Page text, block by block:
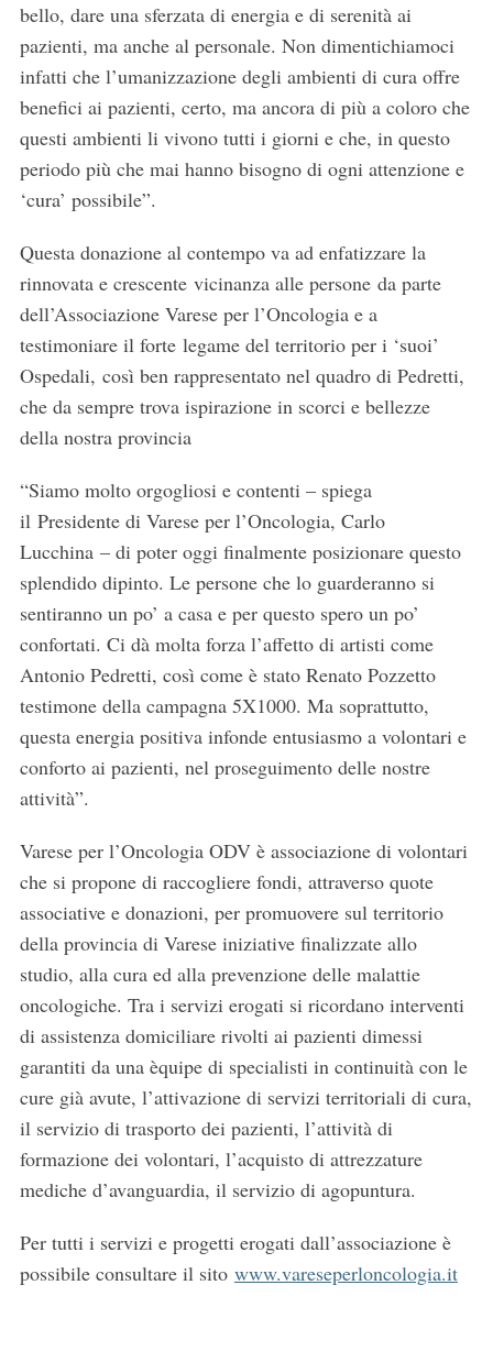
bello, dare una sferzata di energia e di serenità ai
pazienti, ma anche al personale. Non dimentichiamoci
infatti che l’umanizzazione degli ambienti di cura offre
benefici ai pazienti, certo, ma ancora di più a coloro che
questi ambienti li vivono tutti i giorni e che, in questo
periodo più che mai hanno bisogno di ogni attenzione e
‘cura’ possibile”.
Questa donazione al contempo va ad enfatizzare la
rinnovata e crescente vicinanza alle persone da parte
dell’Associazione Varese per l’Oncologia e a
testimoniare il forte legame del territorio per i ‘suoi’
Ospedali, così ben rappresentato nel quadro di Pedretti,
che da sempre trova ispirazione in scorci e bellezze
della nostra provincia
“Siamo molto orgogliosi e contenti – spiega
il Presidente di Varese per l’Oncologia, Carlo
Lucchina – di poter oggi finalmente posizionare questo
splendido dipinto. Le persone che lo guarderanno si
sentiranno un po’ a casa e per questo spero un po’
confortati. Ci dà molta forza l’affetto di artisti come
Antonio Pedretti, così come è stato Renato Pozzetto
testimone della campagna 5X1000. Ma soprattutto,
questa energia positiva infonde entusiasmo a volontari e
conforto ai pazienti, nel proseguimento delle nostre
attività”.
Varese per l’Oncologia ODV è associazione di volontari
che si propone di raccogliere fondi, attraverso quote
associative e donazioni, per promuovere sul territorio
della provincia di Varese iniziative finalizzate allo
studio, alla cura ed alla prevenzione delle malattie
oncologiche. Tra i servizi erogati si ricordano interventi
di assistenza domiciliare rivolti ai pazienti dimessi
garantiti da una èquipe di specialisti in continuità con le
cure già avute, l’attivazione di servizi territoriali di cura,
il servizio di trasporto dei pazienti, l’attività di
formazione dei volontari, l’acquisto di attrezzature
mediche d’avanguardia, il servizio di agopuntura.
Per tutti i servizi e progetti erogati dall’associazione è
possibile consultare il sito www.vareseperloncologia.it
e
r
c